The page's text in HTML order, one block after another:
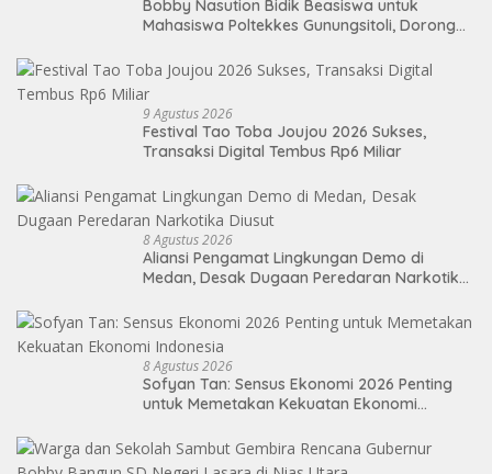
Bobby Nasution Bidik Beasiswa untuk
Mahasiswa Poltekkes Gunungsitoli, Dorong
Kepulauan Nias
9 Agustus 2026
Festival Tao Toba Joujou 2026 Sukses,
Transaksi Digital Tembus Rp6 Miliar
8 Agustus 2026
Aliansi Pengamat Lingkungan Demo di
Medan, Desak Dugaan Peredaran Narkotika
8 Agustus 2026
Sofyan Tan: Sensus Ekonomi 2026 Penting
untuk Memetakan Kekuatan Ekonomi